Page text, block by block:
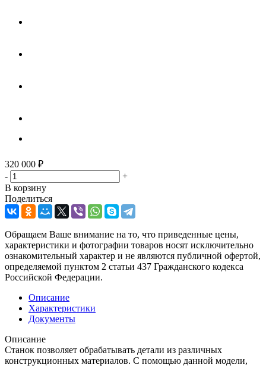
320 000 ₽
-
+
В корзину
Поделиться
Обращаем Ваше внимание на то, что приведенные цены,
характеристики и фотографии товаров носят исключительно
ознакомительный характер и не являются публичной офертой,
определяемой пунктом 2 статьи 437 Гражданского кодекса
Российской Федерации.
Описание
Характеристики
Документы
Описание
Станок позволяет обрабатывать детали из различных
конструкционных материалов. С помощью данной модели,